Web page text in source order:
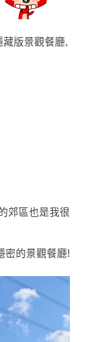
版景觀餐廳,
郊區也是我很
密的景觀餐廳!